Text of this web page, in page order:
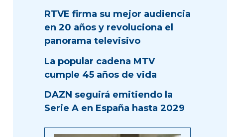
RTVE firma su mejor audiencia
en 20 años y revoluciona el
panorama televisivo
La popular cadena MTV
cumple 45 años de vida
DAZN seguirá emitiendo la
Serie A en España hasta 2029